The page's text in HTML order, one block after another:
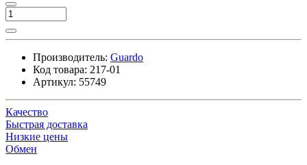
Производитель: Guardo
Код товара: 217-01
Артикул: 55749
Качество
Быстрая доставка
Низкие цены
Обмен